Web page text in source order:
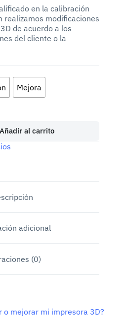
en la calibración
realizamos modificaciones
de acuerdo a los
del cliente o la
Mejora
Añadir al carrito
adicional
(0)
o mejorar mi impresora 3D?